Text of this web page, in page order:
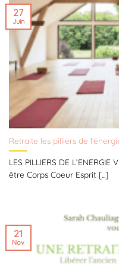
Retraite les pilliers de
LES PILLIERS DE
être Corps Coeur Esprit [...]
27
Juin
21
Nov